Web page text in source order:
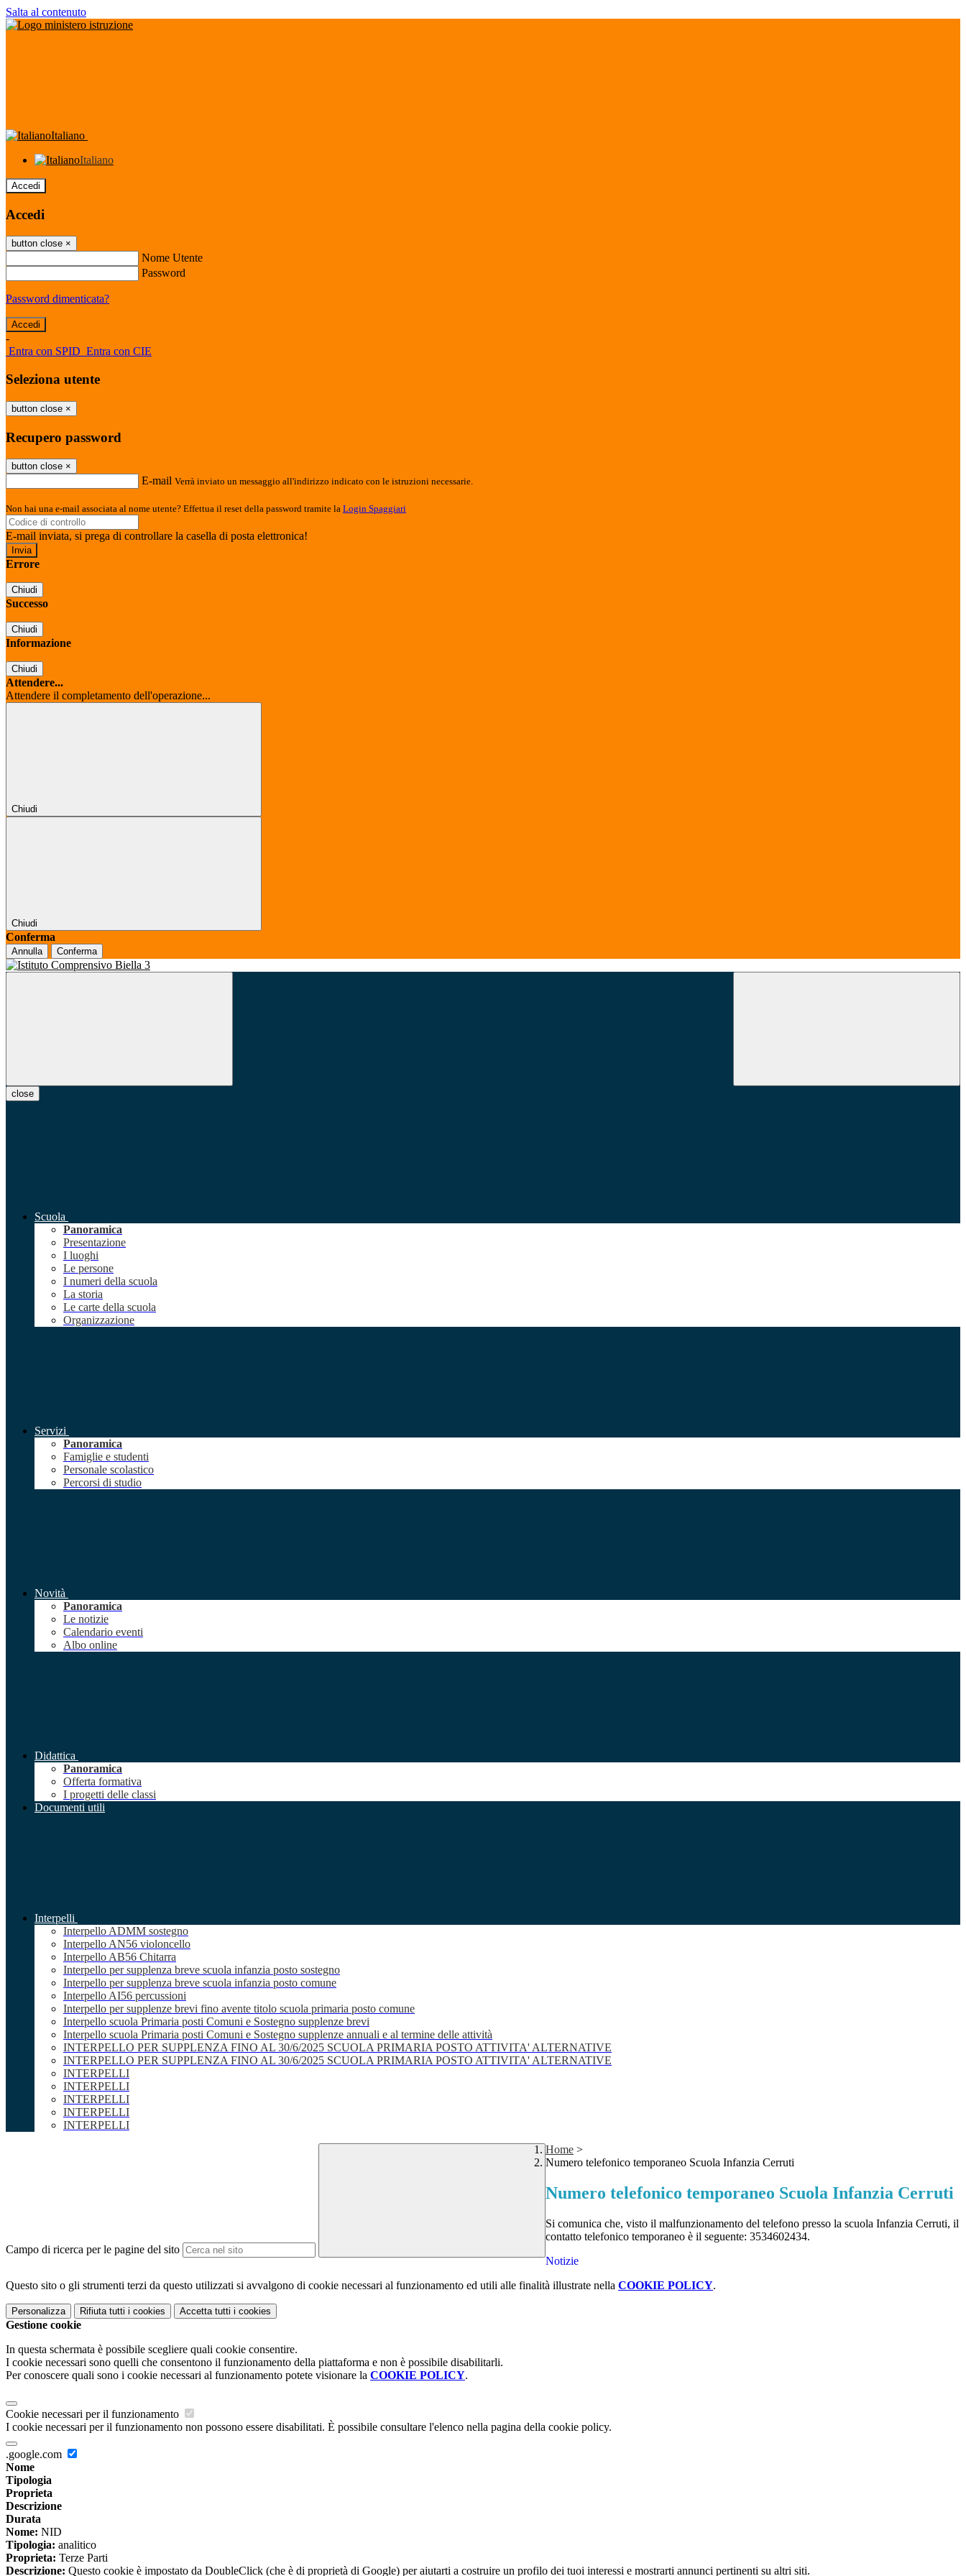
Salta al contenuto
Italiano
Italiano
Accedi
Accedi
button close ×
Nome Utente
Password
Password dimenticata?
-
Entra con SPID Entra con CIE
Seleziona utente
button close ×
Recupero password
button close ×
E-mail Verrà inviato un messaggio all'indirizzo indicato con le istruzioni necessarie.
Non hai una e-mail associata al nome utente? Effettua il reset della password tramite la Login Spaggiari
E-mail inviata, si prega di controllare la casella di posta elettronica!
Errore
Chiudi
Successo
Chiudi
Informazione
Chiudi
Attendere...
Attendere il completamento dell'operazione...
Chiudi
Chiudi
Conferma
Annulla Conferma
close
Scuola
Panoramica
Presentazione
I luoghi
Le persone
I numeri della scuola
La storia
Le carte della scuola
Organizzazione
Servizi
Panoramica
Famiglie e studenti
Personale scolastico
Percorsi di studio
Novità
Panoramica
Le notizie
Calendario eventi
Albo online
Didattica
Panoramica
Offerta formativa
I progetti delle classi
Documenti utili
Interpelli
Interpello ADMM sostegno
Interpello AN56 violoncello
Interpello AB56 Chitarra
Interpello per supplenza breve scuola infanzia posto sostegno
Interpello per supplenza breve scuola infanzia posto comune
Interpello AI56 percussioni
Interpello per supplenze brevi fino avente titolo scuola primaria posto comune
Interpello scuola Primaria posti Comuni e Sostegno supplenze brevi
Interpello scuola Primaria posti Comuni e Sostegno supplenze annuali e al termine delle attività
INTERPELLO PER SUPPLENZA FINO AL 30/6/2025 SCUOLA PRIMARIA POSTO ATTIVITA' ALTERNATIVE
INTERPELLO PER SUPPLENZA FINO AL 30/6/2025 SCUOLA PRIMARIA POSTO ATTIVITA' ALTERNATIVE
INTERPELLI
INTERPELLI
INTERPELLI
INTERPELLI
INTERPELLI
Campo di ricerca per le pagine del sito
Home >
Numero telefonico temporaneo Scuola Infanzia Cerruti
Numero telefonico temporaneo Scuola Infanzia Cerruti
Si comunica che, visto il malfunzionamento del telefono presso la scuola Infanzia Cerruti, il
contatto telefonico temporaneo è il seguente: 3534602434.
Notizie
Questo sito o gli strumenti terzi da questo utilizzati si avvalgono di cookie necessari al funzionamento ed utili alle finalità illustrate nella COOKIE POLICY.
Personalizza Rifiuta tutti i cookies Accetta tutti i cookies
Gestione cookie
In questa schermata è possibile scegliere quali cookie consentire.
I cookie necessari sono quelli che consentono il funzionamento della piattaforma e non è possibile disabilitarli.
Per conoscere quali sono i cookie necessari al funzionamento potete visionare la COOKIE POLICY.
Cookie necessari per il funzionamento
I cookie necessari per il funzionamento non possono essere disabilitati. È possibile consultare l'elenco nella pagina della cookie policy.
.google.com
Nome
Tipologia
Proprieta
Descrizione
Durata
Nome: NID
Tipologia: analitico
Proprieta: Terze Parti
Descrizione: Questo cookie è impostato da DoubleClick (che è di proprietà di Google) per aiutarti a costruire un profilo dei tuoi interessi e mostrarti annunci pertinenti su altri siti.